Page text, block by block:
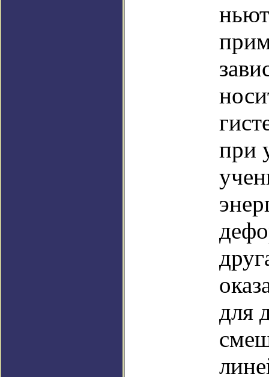
при
для